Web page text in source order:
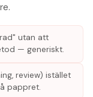
utan att
— generiskt.
review) istället
pappret.